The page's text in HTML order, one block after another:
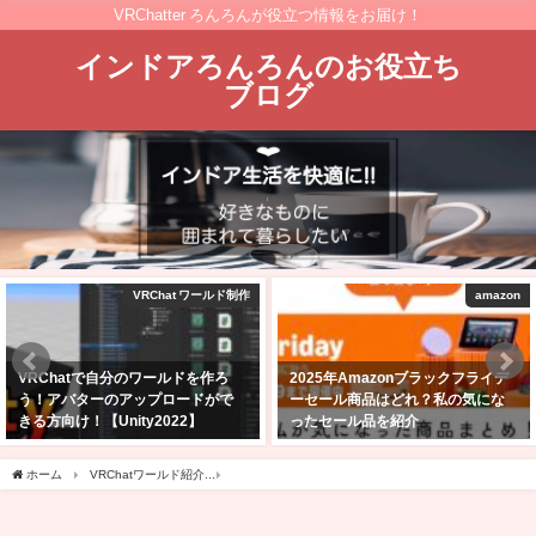
VRChatter ろんろんが役立つ情報をお届け！
インドアろんろんのお役立ち
ブログ
VRChat ワールド制作
VRChatで自分のワールドを作ろ
う！アバターのアップロードがで
きる方向け！【Unity2022】
amazon
2025年Amazonブラックフライデ
ーセール商品はどれ？私の気にな
ったセール品を紹介
ホーム VRChatワールド紹介